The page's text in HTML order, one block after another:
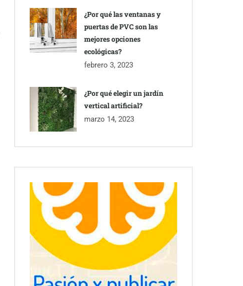
¿Por qué las ventanas y
puertas de PVC son las
mejores opciones
ecológicas?
febrero 3, 2023
¿Por qué elegir un jardín
vertical artificial?
marzo 14, 2023